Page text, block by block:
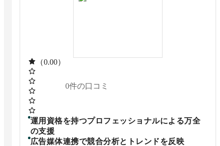
（0.00）
0件の口コミ
運用資格を持つプロフェッショナルによる万全
の支援
広告媒体連携で競合分析とトレンドを反映